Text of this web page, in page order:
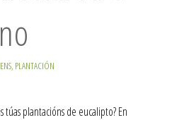
, PLANTACIÓN
túas plantacións de eucalipto? En